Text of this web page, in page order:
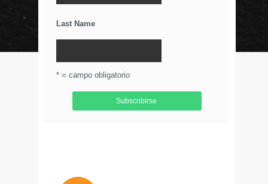
Last Name
* = campo obligatorio
© Circulo Marketing 2016. Todos los derechos
reservados.
Aviso de Privacidad